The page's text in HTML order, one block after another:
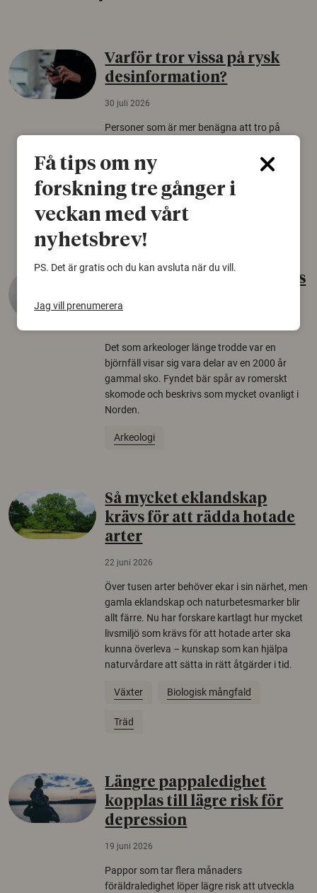
Varför tror vissa på rysk
desinformation?
30 juli 2026
Personer som är mer benägna att tro på
för rysk desinformation. Det visar en studie
från Försvarshögskolan med deltagare i fyra
europeiska länder.
Säkerhetspolitik
Gammalt skinn var Sveriges
Det som arkeologer länge trodde var en
björnfäll visar sig vara delar av en 2000 år
gammal sko. Fyndet bär spår av romerskt
skomode och beskrivs som mycket ovanligt i
Norden.
Arkeologi
Så mycket eklandskap
krävs för att rädda hotade
arter
22 juni 2026
Över tusen arter behöver ekar i sin närhet, men
gamla eklandskap och naturbetesmarker blir
allt färre. Nu har forskare kartlagt hur mycket
livsmiljö som krävs för att hotade arter ska
kunna överleva – kunskap som kan hjälpa
naturvårdare att sätta in rätt åtgärder i tid.
Växter Biologisk mångfald
Träd
Längre pappaledighet
kopplas till lägre risk för
depression
19 juni 2026
Pappor som tar flera månaders
föräldraledighet löper lägre risk att utveckla
Få tips om ny
forskning tre gånger i
veckan med vårt
nyhetsbrev!
PS. Det är gratis och du kan avsluta när du vill.
Jag vill prenumerera